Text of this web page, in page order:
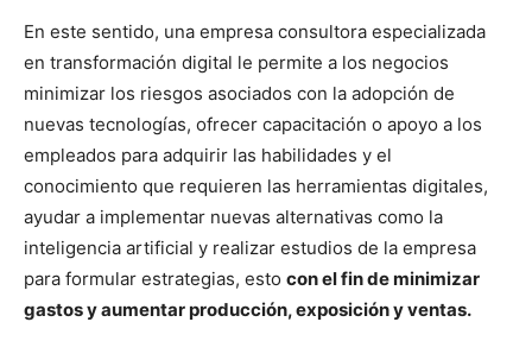
En este sentido, una empresa consultora especializada
en transformación digital le permite a los negocios
minimizar los riesgos asociados con la adopción de
nuevas tecnologías, ofrecer capacitación o apoyo a los
empleados para adquirir las habilidades y el
conocimiento que requieren las herramientas digitales,
ayudar a implementar nuevas alternativas como la
inteligencia artificial y realizar estudios de la empresa
para formular estrategias, esto con el fin de minimizar
gastos y aumentar producción, exposición y ventas.